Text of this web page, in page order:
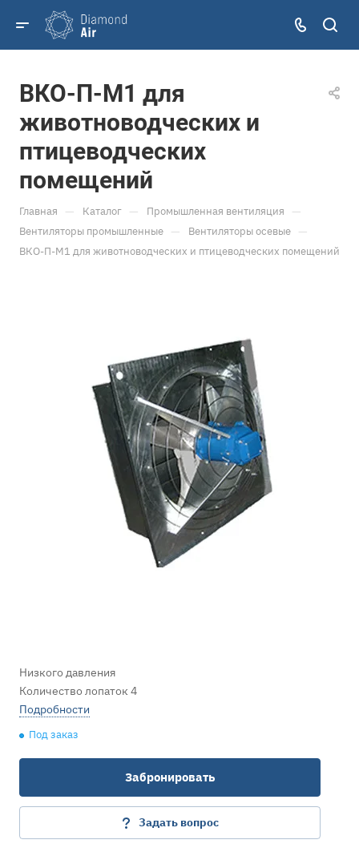
ВКО-П-М1 для
животноводческих и
птицеводческих
помещений
Главная — Каталог — Промышленная вентиляция —
Вентиляторы промышленные — Вентиляторы осевые —
ВКО-П-М1 для животноводческих и птицеводческих помещений
Низкого давления
Количество лопаток 4
Подробности
Под заказ
Забронировать
Задать вопрос